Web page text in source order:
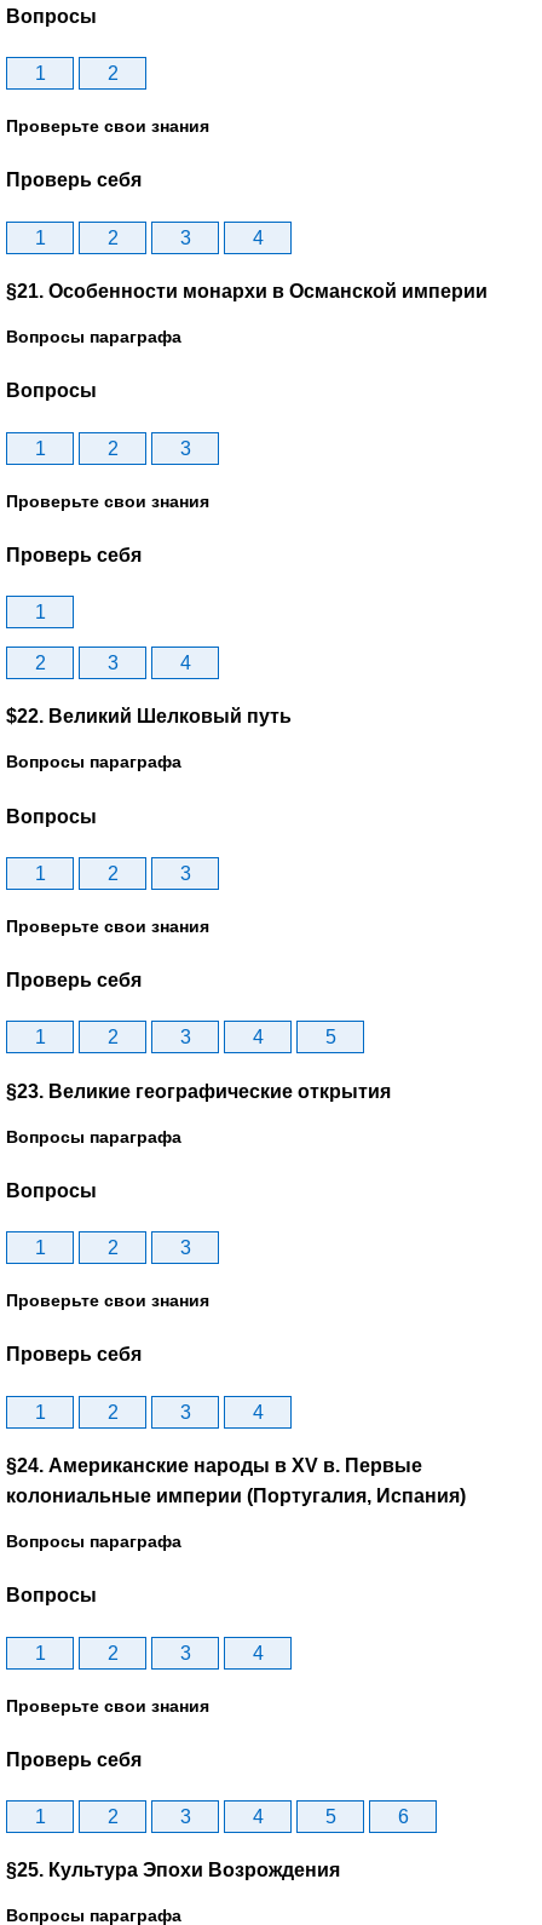
Вопросы
1 2
Проверьте свои знания
Проверь себя
1 2 3 4
§21. Особенности монархи в Османской империи
Вопросы параграфа
Вопросы
1 2 3
Проверьте свои знания
Проверь себя
1
2 3 4
$22. Великий Шелковый путь
Вопросы параграфа
Вопросы
1 2 3
Проверьте свои знания
Проверь себя
1 2 3 4 5
§23. Великие географические открытия
Вопросы параграфа
Вопросы
1 2 3
Проверьте свои знания
Проверь себя
1 2 3 4
§24. Американские народы в XV в. Первые
колониальные империи (Португалия, Испания)
Вопросы параграфа
Вопросы
1 2 3 4
Проверьте свои знания
Проверь себя
1 2 3 4 5 6
§25. Культура Эпохи Возрождения
Вопросы параграфа